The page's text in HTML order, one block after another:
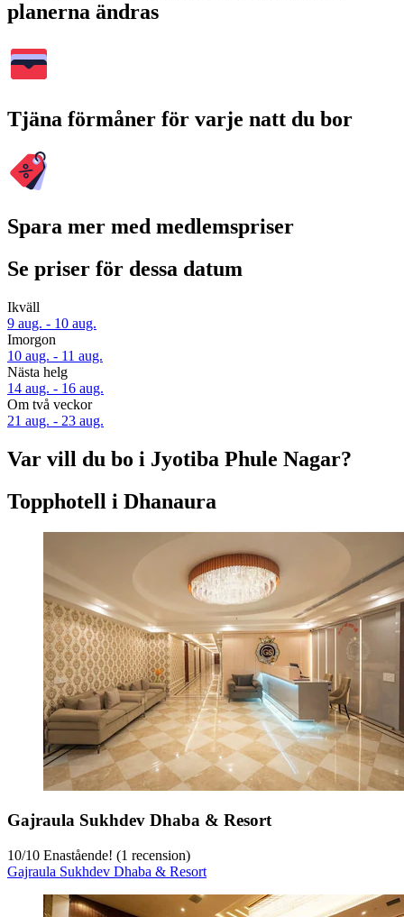
planerna ändras
Tjäna förmåner för varje natt du bor
Spara mer med medlemspriser
Se priser för dessa datum
Ikväll
9 aug. - 10 aug.
Imorgon
10 aug. - 11 aug.
Nästa helg
14 aug. - 16 aug.
Om två veckor
21 aug. - 23 aug.
Var vill du bo i Jyotiba Phule Nagar?
Topphotell i Dhanaura
Gajraula Sukhdev Dhaba & Resort
10/10 Enastående! (1 recension)
Gajraula Sukhdev Dhaba & Resort